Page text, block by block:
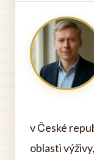
v České
oblasti